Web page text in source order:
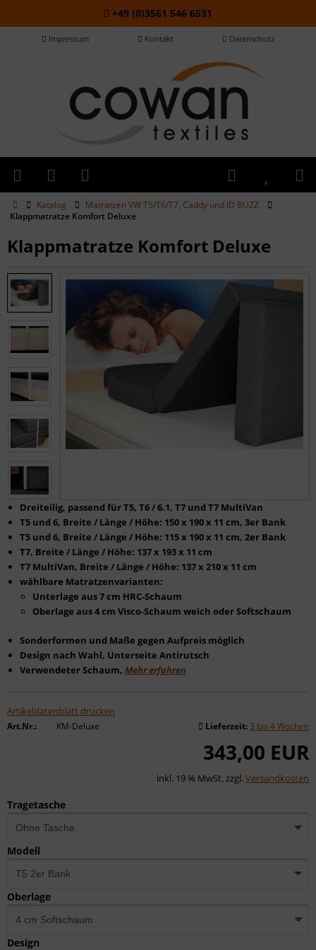
+49 (0)3561 546 6531
Impressum Kontakt Datenschutz
Katalog
Matratzen VW T5/T6/T7, Caddy und ID BUZZ
Klappmatratze Komfort Deluxe
Klappmatratze Komfort Deluxe
Dreiteilig, passend für T5, T6 / 6.1, T7 und T7 MultiVan
T5 und 6, Breite / Länge / Höhe: 150 x 190 x 11 cm, 3er Bank
T5 und 6, Breite / Länge / Höhe: 115 x 190 x 11 cm, 2er Bank
T7, Breite / Länge / Höhe: 137 x 193 x 11 cm
T7 MultiVan, Breite / Länge / Höhe: 137 x 210 x 11 cm
wählbare Matratzenvarianten:
Unterlage aus 7 cm HRC-Schaum
Oberlage aus 4 cm Visco-Schaum weich oder Softschaum
Sonderformen und Maße gegen Aufpreis möglich
Design nach Wahl, Unterseite Antirutsch
Verwendeter Schaum, Mehr erfahren
Artikeldatenblatt drucken
Art.Nr.: KM-Deluxe Lieferzeit: 3 bis 4 Wochen
343,00 EUR
inkl. 19 % MwSt. zzgl.Versandkosten
Tragetasche
Modell
Oberlage
Design